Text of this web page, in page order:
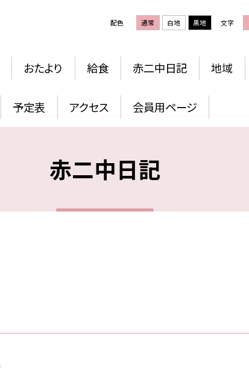
配色 通常 白地 黒地 文字
おたより 給食 赤二中日記 地域
予定表 アクセス 会員用ページ
赤二中日記